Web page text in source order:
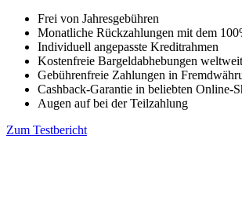
Frei von Jahresgebühren
Monatliche Rückzahlungen mit dem
Individuell angepasste Kreditrahmen
Kostenfreie Bargeldabhebungen weltweit
Gebührenfreie Zahlungen in
Cashback-Garantie in beliebten Online-
Augen auf bei der Teilzahlung
Zum Testbericht